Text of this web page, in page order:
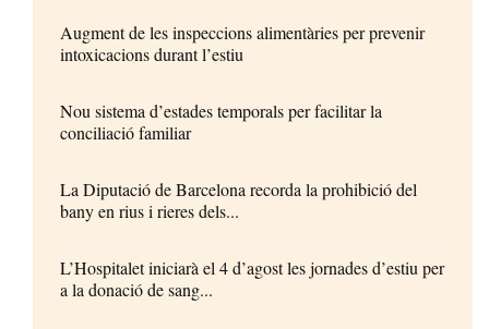
Augment de les inspeccions alimentàries per prevenir
intoxicacions durant l’estiu
Nou sistema d’estades temporals per facilitar la
conciliació familiar
La Diputació de Barcelona recorda la prohibició del
bany en rius i rieres dels...
L’Hospitalet iniciarà el 4 d’agost les jornades d’estiu per
a la donació de sang...